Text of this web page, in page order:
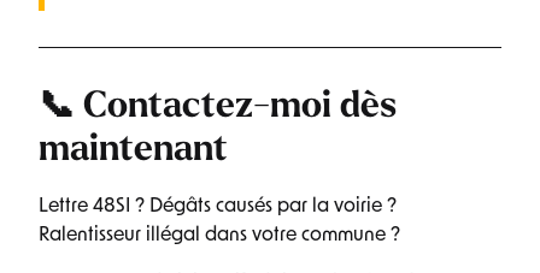
📞 Contactez-moi dès
maintenant
Lettre 48SI ? Dégâts causés par la voirie ?
Ralentisseur illégal dans votre commune ?